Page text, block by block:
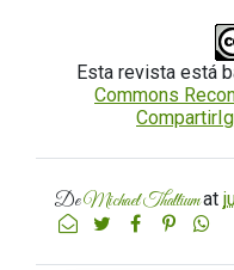
Esta revista está
Commons
DeMichael Thalliumat